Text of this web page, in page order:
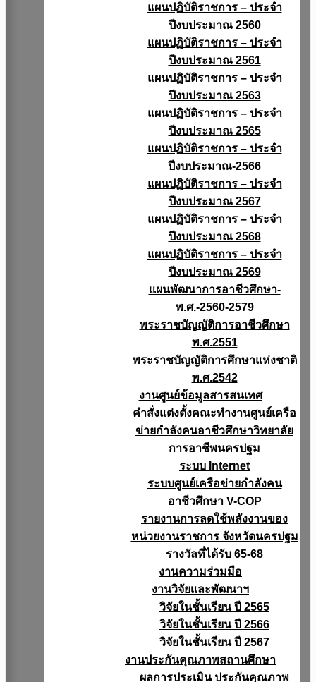
แผนปฏิบัติราชการ – ประจำ
ปีงบประมาณ 2560
แผนปฏิบัติราชการ – ประจำ
ปีงบประมาณ 2561
แผนปฏิบัติราชการ – ประจำ
ปีงบประมาณ 2563
แผนปฏิบัติราชการ – ประจำ
ปีงบประมาณ 2565
แผนปฏิบัติราชการ – ประจำ
ปีงบประมาณ-2566
แผนปฏิบัติราชการ – ประจำ
ปีงบประมาณ 2567
แผนปฏิบัติราชการ – ประจำ
ปีงบประมาณ 2568
แผนปฏิบัติราชการ – ประจำ
ปีงบประมาณ 2569
แผนพัฒนาการอาชีวศึกษา-
พ.ศ.-2560-2579
พระราชบัญญัติการอาชีวศึกษา
พ.ศ.2551
พระราชบัญญัติการศึกษาแห่งชาติ
พ.ศ.2542
งานศูนย์ข้อมูลสารสนเทศ
คำสั่งแต่งตั้งคณะทำงานศูนย์เครือ
ข่ายกำลังคนอาชีวศึกษาวิทยาลัย
การอาชีพนครปฐม
ระบบ Internet
ระบบศูนย์เครือข่ายกำลังคน
อาชีวศึกษา V-COP
รายงานการลดใช้พลังงานของ
หน่วยงานราชการ จังหวัดนครปฐม
รางวัลที่ได้รับ 65-68
งานความร่วมมือ
งานวิจัยเเละพัฒนาฯ
วิจัยในชั้นเรียน ปี 2565
วิจัยในชั้นเรียน ปี 2566
วิจัยในชั้นเรียน ปี 2567
งานประกันคุณภาพสถานศึกษา
ผลการประเมิน ประกันคุณภาพ